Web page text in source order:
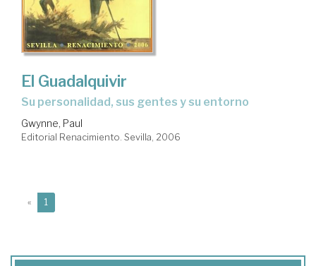
El Guadalquivir
su personalidad, sus gentes y su entorno
Gwynne, Paul
Editorial Renacimiento. Sevilla, 2006
« 1